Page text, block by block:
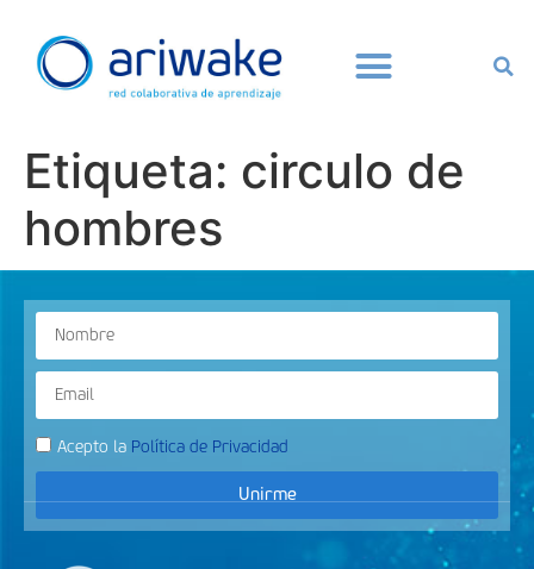
Etiqueta: circulo de
hombres
Acepto la Política de Privacidad
Unirme